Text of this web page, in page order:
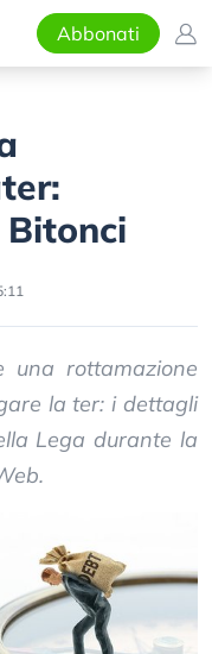
Abbonati
Bitonci
una rottamazione
la ter: i dettagli
Lega durante la